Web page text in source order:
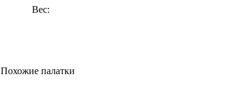
Вес:
Похожие палатки